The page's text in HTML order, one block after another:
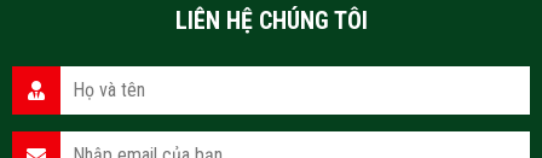
LIÊN HỆ CHÚNG TÔI